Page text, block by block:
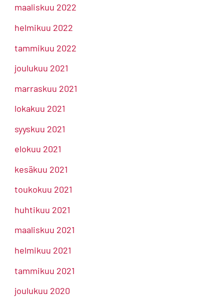
maaliskuu 2022
helmikuu 2022
tammikuu 2022
joulukuu 2021
marraskuu 2021
lokakuu 2021
syyskuu 2021
elokuu 2021
kesäkuu 2021
toukokuu 2021
huhtikuu 2021
maaliskuu 2021
helmikuu 2021
tammikuu 2021
joulukuu 2020